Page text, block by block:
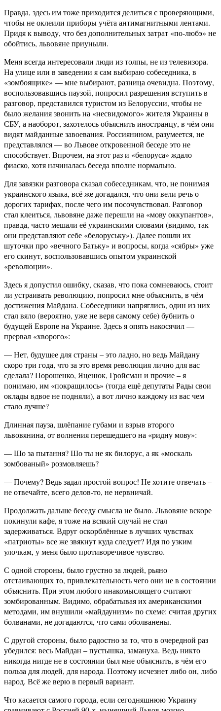
Правда, здесь им тоже приходится делиться с проверяющими,
чтобы не оклеили приборы учёта антимагнитными лентами.
Придя к выводу, что без дополнительных затрат «по-любэ» не
обойтись, львовяне приуныли.
Меня всегда интересовали люди из толпы, не из телевизора.
На улице или в заведении я сам выбираю собеседника, в
«зомбоящике» — мне выбирают, разница очевидна. Поэтому,
воспользовавшись паузой, попросил разрешения вступить в
разговор, представился туристом из Белоруссии, чтобы не
было желания звонить на «несвидомого» жителя Украины в
СБУ, а наоборот, захотелось объяснить иностранцу, в чём они
видят майданные завоевания. Россиянином, разумеется, не
представлялся — во Львове откровенной беседе это не
способствует. Впрочем, на этот раз и «белоруса» ждало
фиаско, хотя начиналась беседа вполне нормально.
Для завязки разговора сказал собеседникам, что, не понимая
украинского языка, всё же догадался, что они вели речь о
дорогих тарифах, после чего им посочувствовал. Разговор
стал клеиться, львовяне даже перешли на «мову оккупантов»,
правда, часто мешали её украинскими словами (видимо, так
они представляют себе «белоруську»). Далее пошли их
шуточки про «вечного Батьку» и вопросы, когда «сябры» уже
его скинут, воспользовавшись опытом украинской
«революции».
Здесь я допустил ошибку, сказав, что пока сомневаюсь, стоит
ли устраивать революцию, попросил мне объяснить, в чём
достижения Майдана. Собеседники напряглись, один из них
стал вяло (вероятно, уже не веря самому себе) бубнить о
будущей Европе на Украине. Здесь я опять накосячил —
прервал «хворого»:
— Нет, будущее для страны – это ладно, но ведь Майдану
скоро три года, что за это время революция лично для вас
сделала? Порошенко, Яценюк, Гройсман и прочие – я
понимаю, им «покращилось» (тогда ещё депутаты Рады свои
оклады вдвое не подняли), а вот лично каждому из вас чем
стало лучше?
Длинная пауза, шлёпание губами и взрыв второго
львовянина, от волнения перешедшего на «ридну мову»:
— Шо за пытання? Шо ты не як билорус, а як «москаль
зомбованый» розмовляешь?
— Почему? Ведь задал простой вопрос! Не хотите отвечать –
не отвечайте, всего делов-то, не нервничай.
Продолжать дальше беседу смысла не было. Львовяне вскоре
покинули кафе, я тоже на всякий случай не стал
задерживаться. Вдруг оскорблённые в лучших чувствах
«патриоты» все же звякнут куда следует? Идя по узким
улочкам, у меня было противоречивое чувство.
С одной стороны, было грустно за людей, рьяно
отстаивающих то, привлекательность чего они не в состоянии
объяснить. При этом любого инакомыслящего считают
зомбированным. Видимо, обрабатывая их американскими
методами, им внушили «майдаунизм» по схеме: считая других
болванами, не догадаются, что сами оболванены.
С другой стороны, было радостно за то, что в очередной раз
убедился: весь Майдан – пустышка, замануха. Ведь никто
никогда нигде не в состоянии был мне объяснить, в чём его
польза для людей, для народа. Поэтому исчезнет либо он, либо
народ. Всё же верю в первый вариант.
Что касается самого города, если сегодняшнюю Украину